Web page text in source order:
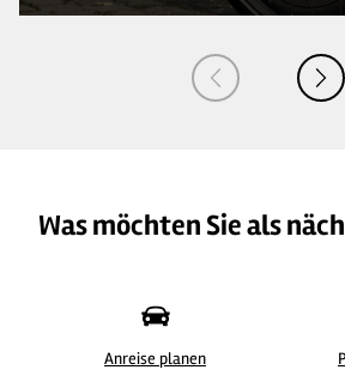
Was möchten Sie als
Anreise planen